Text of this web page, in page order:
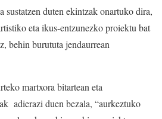
sustatzen duten ekintzak onartuko dira,
eta ikus-entzunezko proiektu bat
behin burututa jendaurrean
martxora bitartean eta
adierazi duen bezala, “aurkeztuko